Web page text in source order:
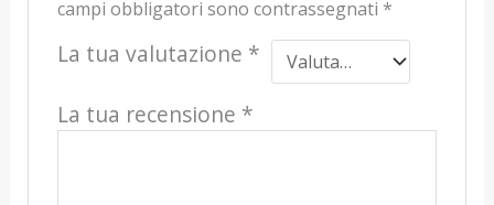
campi obbligatori sono contrassegnati *
La tua valutazione *
La tua recensione *